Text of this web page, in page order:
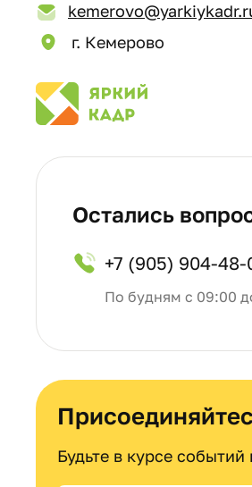
г. Кемерово
Остались
+7 (905) 904-48-
По будням с 09:00
Будьте в курсе